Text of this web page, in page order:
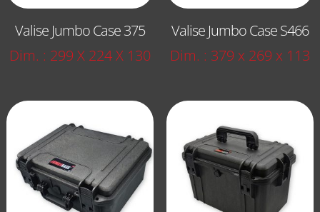
Valise Jumbo Case 375
Dim. : 299 X 224 X 130
Valise Jumbo Case S466
Dim. : 379 x 269 x 113